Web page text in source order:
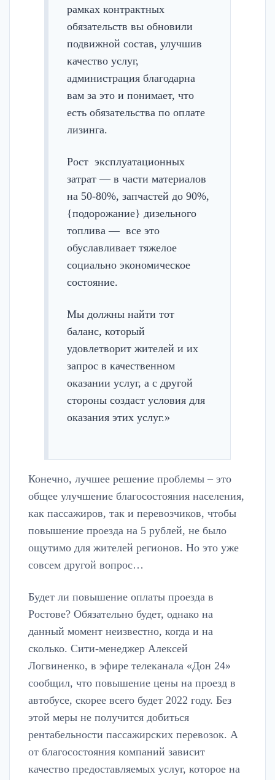
рамках контрактных
обязательств вы обновили
подвижной состав, улучшив
качество услуг,
администрация благодарна
вам за это и понимает, что
есть обязательства по оплате
лизинга.
Рост эксплуатационных
затрат — в части материалов
на 50-80%, запчастей до 90%,
{подорожание} дизельного
топлива — все это
обуславливает тяжелое
социально экономическое
состояние.
Мы должны найти тот
баланс, который
удовлетворит жителей и их
запрос в качественном
оказании услуг, а с другой
стороны создаст условия для
оказания этих услуг.»
Конечно, лучшее решение проблемы – это
общее улучшение благосостояния населения,
как пассажиров, так и перевозчиков, чтобы
повышение проезда на 5 рублей, не было
ощутимо для жителей регионов. Но это уже
совсем другой вопрос…
Будет ли повышение оплаты проезда в
Ростове? Обязательно будет, однако на
данный момент неизвестно, когда и на
сколько. Сити-менеджер Алексей
Логвиненко, в эфире телеканала «Дон 24»
сообщил, что повышение цены на проезд в
автобусе, скорее всего будет 2022 году. Без
этой меры не получится добиться
рентабельности пассажирских перевозок. А
от благосостояния компаний зависит
качество предоставляемых услуг, которое на